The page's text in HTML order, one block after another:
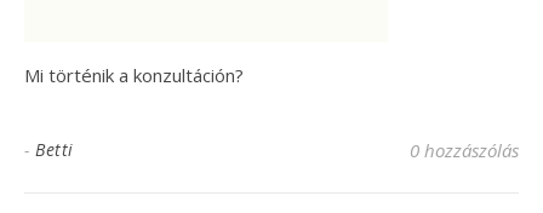
Mi történik a konzultáción?
- Betti 0 hozzászólás